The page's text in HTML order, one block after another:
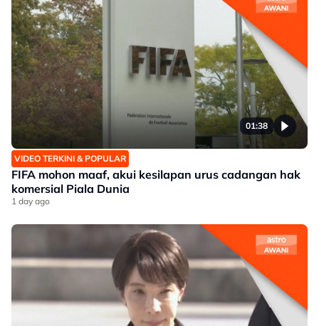
01:38
VIDEO TERKINI & POPULAR
FIFA mohon maaf, akui kesilapan urus cadangan hak
komersial Piala Dunia
1 day ago